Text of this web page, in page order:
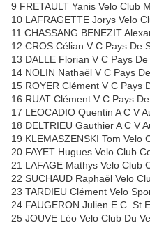
9 FRETAULT Yanis Velo Club
10 LAFRAGETTE Jorys Velo
11 CHASSANG BENEZIT
12 CROS Célian V C Pays De
13 DALLE Florian V C Pays
14 NOLIN Nathaël V C Pays
15 ROYER Clément V C Pays
16 RUAT Clément V C Pays
17 LEOCADIO Quentin A C V
18 DELTRIEU Gauthier A C V
19 KLEMASZENSKI Tom Velo
20 FAYET Hugues Velo Club
21 LAFAGE Mathys Velo Club
22 SUCHAUD Raphaël Velo
23 TARDIEU Clément Velo
24 FAUGERON Julien E.C. St
25 JOUVE Léo Velo Club Du